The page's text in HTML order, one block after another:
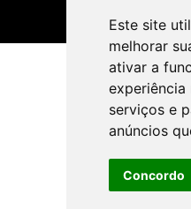
Este site
melhorar
ativar a
experiência
serviços e
anúncios
Concordo